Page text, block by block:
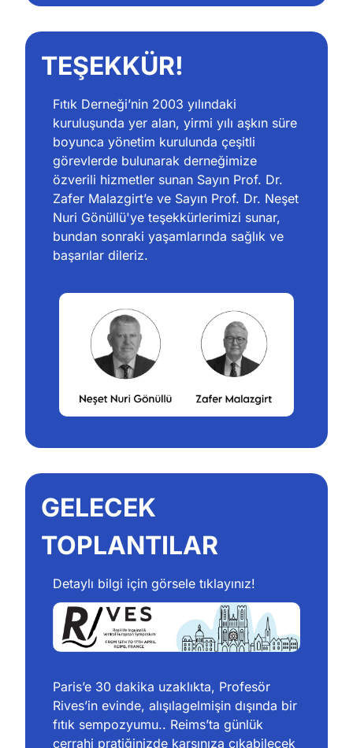
TEŞEKKÜR!
Fıtık Derneği’nin 2003 yılındaki
kuruluşunda yer alan, yirmi yılı aşkın süre
boyunca yönetim kurulunda çeşitli
görevlerde bulunarak derneğimize
özverili hizmetler sunan Sayın Prof. Dr.
Zafer Malazgirt’e ve Sayın Prof. Dr. Neşet
Nuri Gönüllü'ye teşekkürlerimizi sunar,
bundan sonraki yaşamlarında sağlık ve
başarılar dileriz.
GELECEK
TOPLANTILAR
Detaylı bilgi için görsele tıklayınız!
Paris’e 30 dakika uzaklıkta, Profesör
Rives’in evinde, alışılagelmişin dışında bir
fıtık sempozyumu.. Reims’ta günlük
cerrahi pratiğinizde karşınıza çıkabilecek